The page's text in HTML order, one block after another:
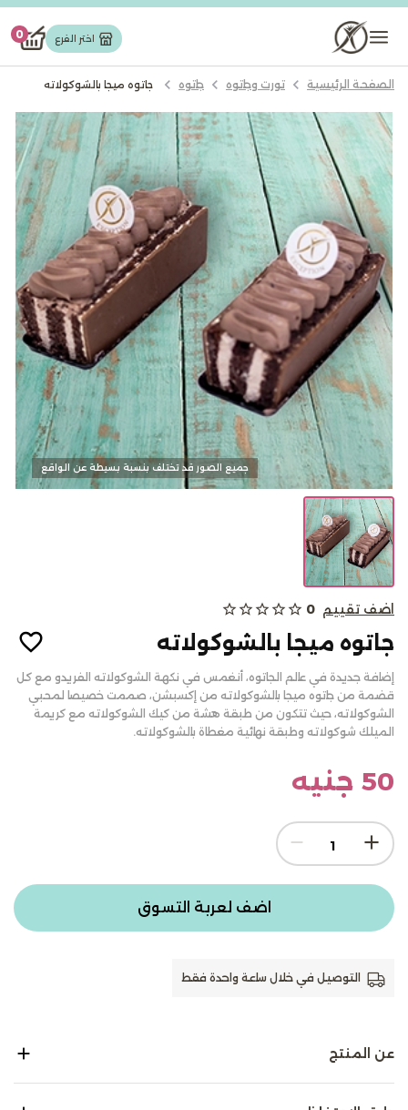
اختر الفرع 0 تورت وجاتوه
حلويات شرقیة
شوكولاته
كيك
ايس كريم
كحك وبسكويت
الالبان
من نحن
المدونات
الاسئلة الشائعة
سياسة الألغاء أو والاسترجاع
English
الصفحة الرئيسية تورت وجاتوه جاتوه جاتوه ميجا بالشوكولاته
جميع الصور قد تختلف بنسبة بسيطة عن الواقع
اضف تقييم 0
star_outline
star_outline
star_outline
star_outline
star_outline
جاتوه ميجا بالشوكولاته
إضافة جديدة في عالم الجاتوه، أنغمس في نكهة الشوكولاته الفريدو مع كل
قضمة من جاتوه ميجا بالشوكولاته من إكسبشن، صممت خصيصا لمحبي
الشوكولاته، حيث تتكون من طبقة هشة من كيك الشوكولاته مع كريمة
الميلك شوكولاته وطبقة نهائية مغطاة بالشوكولاته.
50 جنيه
اضف لعربة التسوق
التوصيل في خلال ساعة واحدة فقط
عن المنتج